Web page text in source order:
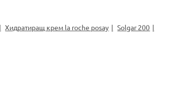
Хидратиращ крем la roche posay
Solgar 200